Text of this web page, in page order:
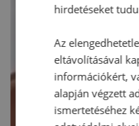
hirdetéseket
Az
eltávolításával
információkért,
alapján végzett
ismertetéséhez